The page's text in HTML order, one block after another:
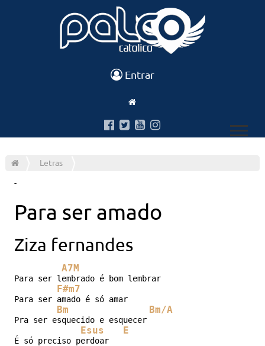
Entrar
Letras
-
Para ser amado
Ziza fernandes
A7M
Para ser lembrado é bom lembrar
F#m7
Para ser amado é só amar
Bm Bm/A
Pra ser esquecido e esquecer
Esus E
É só preciso perdoar